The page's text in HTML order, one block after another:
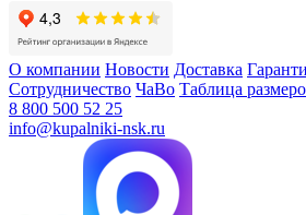
О компании Новости Доставка
Сотрудничество ЧаВо Таблица
8 800 500 52 25
info@kupalniki-nsk.ru